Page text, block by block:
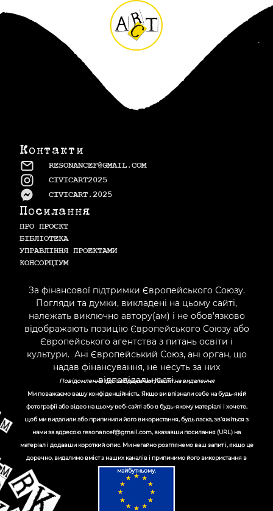
Контакти
RESONANCEF@GMAIL.COM
CIVICART2025
CIVICART.2025
Посилання
ПРО ПРОЄКТ
БІБЛІОТЕКА
УПРАВЛІННЯ ПРОЕКТАМИ
КОНСОРЦІУМ
За фінансової підтримки Європейського Союзу.
Погляди та думки, викладені на цьому сайті,
належать виключно автору(ам) і не обов’язково
відображають позицію Європейського Союзу або
Європейського агентства з питань освіти і
культури. Ані Європейський Союз, ані орган, що
надав фінансування, не несуть за них
відповідальності.
Повідомлення про зображення / запит на видалення
Ми поважаємо вашу конфіденційність. Якщо ви впізнали себе на будь-якій
фотографії або відео на цьому веб-сайті або в будь-якому матеріалі і хочете,
щоб ми видалили або припинили його використання, будь ласка, зв’яжіться з
нами за адресою resonancef@gmail.com, вказавши посилання (URL) на
матеріал і додавши короткий опис. Ми негайно розглянемо ваш запит і, якщо це
доречно, видалимо вміст з наших каналів і припинимо його використання в
майбутньому.